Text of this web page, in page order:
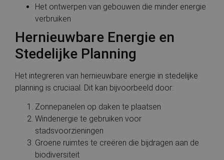
Het ontwerpen van gebouwen die minder energie
verbruiken
Hernieuwbare Energie en
Stedelijke Planning
Het integreren van hernieuwbare energie in stedelijke
planning is cruciaal. Dit kan bijvoorbeeld door:
Zonnepanelen op daken te plaatsen
Windenergie te gebruiken voor
stadsvoorzieningen
Groene ruimtes te creëren die bijdragen aan de
biodiversiteit